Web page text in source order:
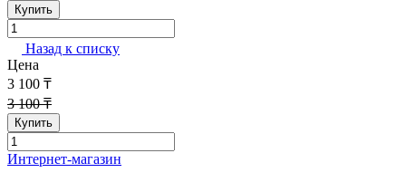
Купить
Назад к списку
Цена
3 100 ₸
3 100 ₸
Купить
Интернет-магазин